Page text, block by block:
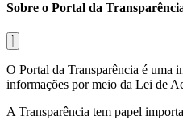
Sobre o Portal da
O Portal da Transparência é uma
informações por meio da Lei de
A Transparência tem papel